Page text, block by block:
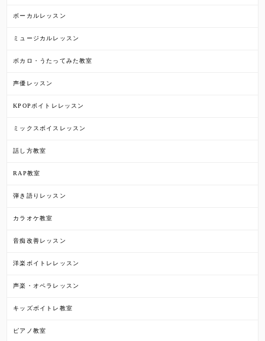
ボーカルレッスン
ミュージカルレッスン
ボカロ・うたってみた教室
声優レッスン
KPOPボイトレレッスン
ミックスボイスレッスン
話し方教室
RAP教室
弾き語りレッスン
カラオケ教室
音痴改善レッスン
洋楽ボイトレレッスン
声楽・オペラレッスン
キッズボイトレ教室
ピアノ教室